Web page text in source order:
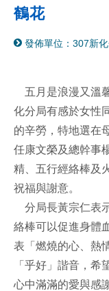
鶴花
發佈單位：307新
五月是浪漫又溫
化分局有感於女性
的辛勞，特地選在
任康文榮及總幹事
精、五行經絡棒及
祝福與謝意。
分局長黃宗仁表
絡棒可以促進身體
表「燃燒的心、熱
「乎好」諧音，希
心中滿滿的愛與感